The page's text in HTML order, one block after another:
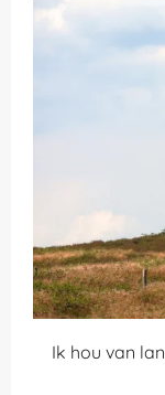
Ik hou van